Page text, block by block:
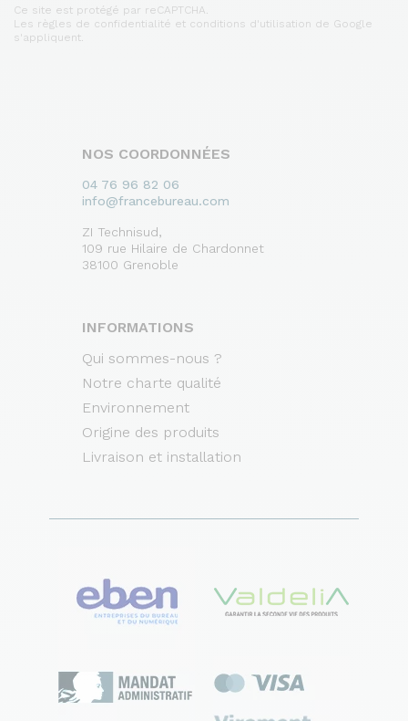
Ce site est protégé par reCAPTCHA.
Les règles de confidentialité et conditions d'utilisation de Google
s'appliquent.
NOS COORDONNÉES
04 76 96 82 06
info@francebureau.com
ZI Technisud,
109 rue Hilaire de Chardonnet
38100 Grenoble
INFORMATIONS
Qui sommes-nous ?
Notre charte qualité
Environnement
Origine des produits
Livraison et installation